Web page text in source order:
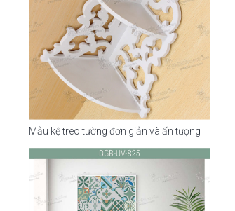
Mẫu kệ treo tường đơn giản và ấn tượng